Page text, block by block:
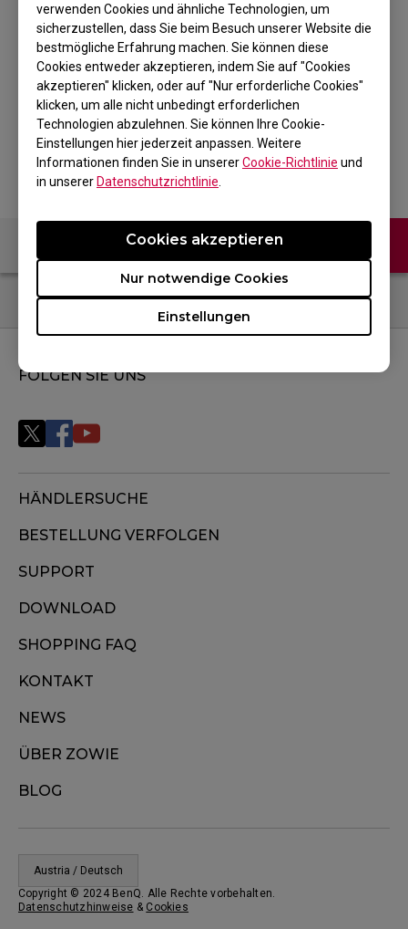
verwenden Cookies und ähnliche Technologien, um
sicherzustellen, dass Sie beim Besuch unserer Website die
bestmögliche Erfahrung machen. Sie können diese
Cookies entweder akzeptieren, indem Sie auf "Cookies
akzeptieren" klicken, oder auf "Nur erforderliche Cookies"
klicken, um alle nicht unbedingt erforderlichen
Technologien abzulehnen. Sie können Ihre Cookie-
Einstellungen hier jederzeit anpassen. Weitere
Informationen finden Sie in unsererCookie-Richtlinie und
in unsererDatenschutzrichtlinie
Einstellungen
Nur notwendige Cookies
Cookies akzeptieren
ZOWIE EC1 V2 Maus
Für Esport - Rote
Edition
Zurück zum Produkt
Kontaktiere uns
FOLGEN SIE UNS
HÄNDLERSUCHE
BESTELLUNG VERFOLGEN
SUPPORT
DOWNLOAD
SHOPPING FAQ
KONTAKT
NEWS
ÜBER ZOWIE
BLOG
Austria / Deutsch
Copyright © 2024 BenQ. Alle Rechte vorbehalten.
Datenschutzhinweise & Cookies